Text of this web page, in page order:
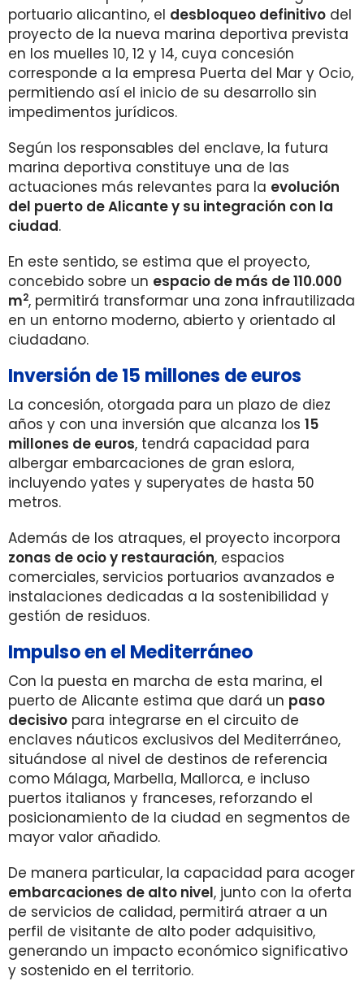
portuario alicantino, el desbloqueo definitivo del
proyecto de la nueva marina deportiva prevista
en los muelles 10, 12 y 14, cuya concesión
corresponde a la empresa Puerta del Mar y Ocio,
permitiendo así el inicio de su desarrollo sin
impedimentos jurídicos.
Según los responsables del enclave, la futura
marina deportiva constituye una de las
actuaciones más relevantes para la evolución
del puerto de Alicante y su integración con la
ciudad.
En este sentido, se estima que el proyecto,
concebido sobre un espacio de más de 110.000
m2, permitirá transformar una zona infrautilizada
en un entorno moderno, abierto y orientado al
ciudadano.
Inversión de 15 millones de euros
La concesión, otorgada para un plazo de diez
años y con una inversión que alcanza los 15
millones de euros, tendrá capacidad para
albergar embarcaciones de gran eslora,
incluyendo yates y superyates de hasta 50
metros.
Además de los atraques, el proyecto incorpora
zonas de ocio y restauración, espacios
comerciales, servicios portuarios avanzados e
instalaciones dedicadas a la sostenibilidad y
gestión de residuos.
Impulso en el Mediterráneo
Con la puesta en marcha de esta marina, el
puerto de Alicante estima que dará un paso
decisivo para integrarse en el circuito de
enclaves náuticos exclusivos del Mediterráneo,
situándose al nivel de destinos de referencia
como Málaga, Marbella, Mallorca, e incluso
puertos italianos y franceses, reforzando el
posicionamiento de la ciudad en segmentos de
mayor valor añadido.
De manera particular, la capacidad para acoger
embarcaciones de alto nivel, junto con la oferta
de servicios de calidad, permitirá atraer a un
perfil de visitante de alto poder adquisitivo,
generando un impacto económico significativo
y sostenido en el territorio.